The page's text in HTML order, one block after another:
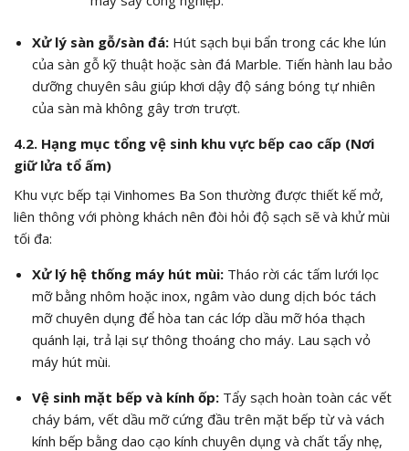
Xử lý sàn gỗ/sàn đá:Hút sạch bụi bẩn trong các khe lún
của sàn gỗ kỹ thuật hoặc sàn đá Marble. Tiến hành lau bảo
dưỡng chuyên sâu giúp khơi dậy độ sáng bóng tự nhiên
của sàn mà không gây trơn trượt.
4.2. Hạng mục tổng vệ sinh khu vực bếp cao cấp (Nơi
giữ lửa tổ ấm)
Khu vực bếp tại Vinhomes Ba Son thường được thiết kế mở,
liên thông với phòng khách nên đòi hỏi độ sạch sẽ và khử mùi
tối đa:
Xử lý hệ thống máy hút mùi:Tháo rời các tấm lưới lọc
mỡ bằng nhôm hoặc inox, ngâm vào dung dịch bóc tách
mỡ chuyên dụng để hòa tan các lớp dầu mỡ hóa thạch
quánh lại, trả lại sự thông thoáng cho máy. Lau sạch vỏ
máy hút mùi.
Vệ sinh mặt bếp và kính ốp:Tẩy sạch hoàn toàn các vết
cháy bám, vết dầu mỡ cứng đầu trên mặt bếp từ và vách
kính bếp bằng dao cạo kính chuyên dụng và chất tẩy nhẹ,